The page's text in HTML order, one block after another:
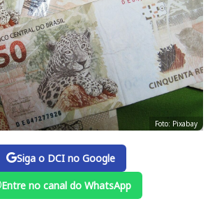
Foto: Pixabay
Siga o DCI no Google
Entre no canal do WhatsApp